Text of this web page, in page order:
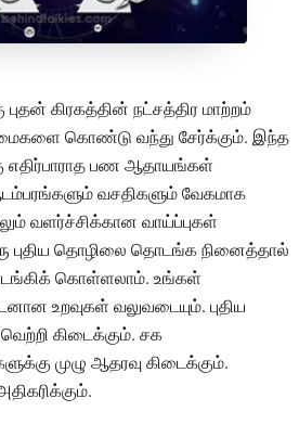
புதன் கிரகத்தின் நட்சத்திர மாற்றம்
கொண்டு வந்து சேர்க்கும். இந்த
எதிர்பாராத பண ஆதாயங்கள்
வசதிகளும் வேகமாக
வளர்ச்சிக்கான வாய்ப்புகள்
புதிய தொழிலை தொடங்க நினைத்தால்
கொள்ளலாம். உங்கள்
உறவுகள் வலுவடையும். புதிய
கிடைக்கும். சக
முழு ஆதரவு கிடைக்கும்.